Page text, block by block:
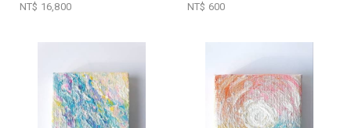
NT$ 16,800 NT$ 600